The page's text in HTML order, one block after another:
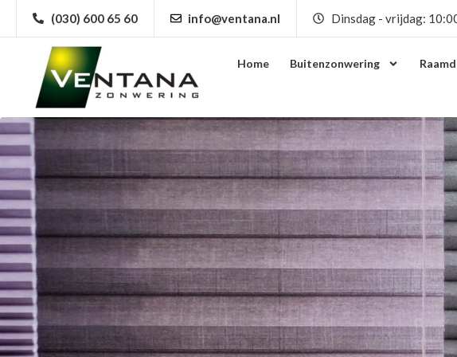
(030) 600 65 60 info@ventana.nl Dinsdag - vrijdag:
Home Buitenzonwering